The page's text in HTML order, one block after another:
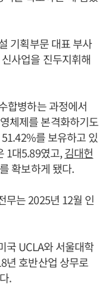
기획부문 대표 부사
사업을 진두지휘해
합병하는 과정에서
체제를 본격화하기도
를 보유하고 있
1대5.89였고,김대헌
확보하게 됐다.
무는 2025년 12월 인
국 UCLA와 서울대학
년 호반산업 상무로
.